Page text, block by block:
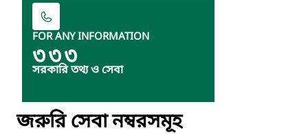
FOR ANY INFORMATION
৩৩৩
সরকারি তথ্য ও সেবা
জরুরি সেবা নম্বরসমূহ